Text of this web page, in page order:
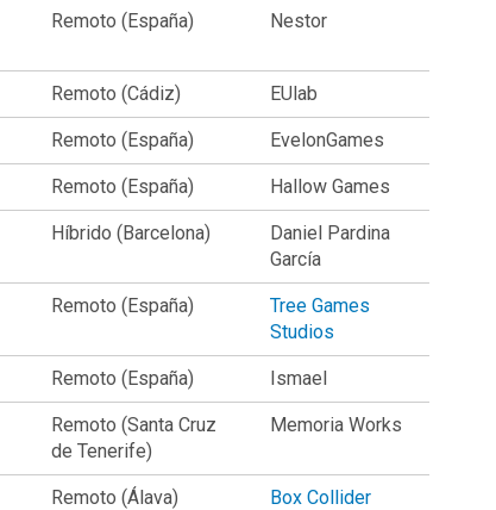
Remoto (España) Nestor
Remoto (Cádiz) EUlab
Remoto (España) EvelonGames
Remoto (España) Hallow Games
Híbrido (Barcelona)
Daniel Pardina
García
Remoto (España)
Tree Games
Studios
Remoto (España) Ismael
Remoto (Santa Cruz
de Tenerife)
Memoria Works
Remoto (Álava)
Box Collider